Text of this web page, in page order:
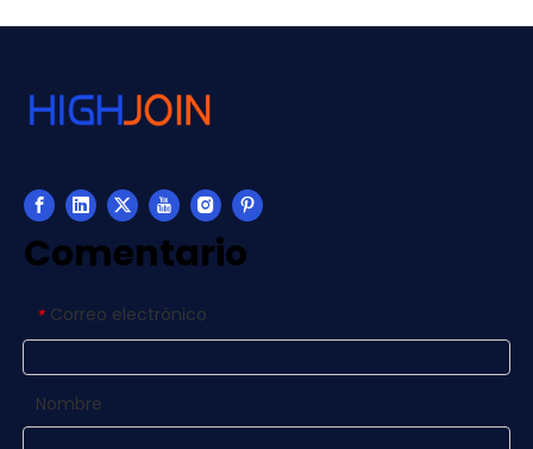
Comentario
* Correo electrónico
Nombre